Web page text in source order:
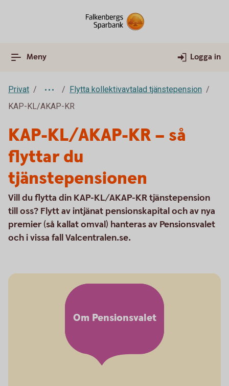
Meny Logga in
Privat
Flytta kollektivavtalad tjänstepension
KAP-KL/AKAP-KR
KAP-KL/AKAP-KR – så
flyttar du
tjänstepensionen
Vill du flytta din KAP-KL/AKAP-KR tjänstepension
till oss? Flytt av intjänat pensionskapital och av nya
premier (så kallat omval) hanteras av Pensionsvalet
och i vissa fall Valcentralen.se.
Om Pensionsvalet